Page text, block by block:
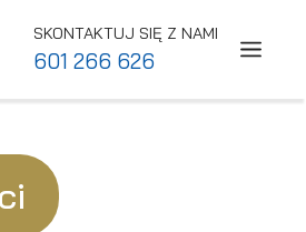
SKONTAKTUJ SIĘ Z NAMI
601 266 626